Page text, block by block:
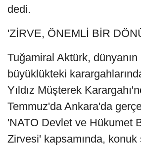
dedi.
'ZİRVE, ÖNEMLİ BİR
Tuğamiral Aktürk, dünyanın
büyüklükteki
Yıldız Müşterek
Temmuz'da Ankara'da
'NATO Devlet ve Hükumet
Zirvesi' kapsamında, konuk